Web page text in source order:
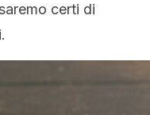
certi di